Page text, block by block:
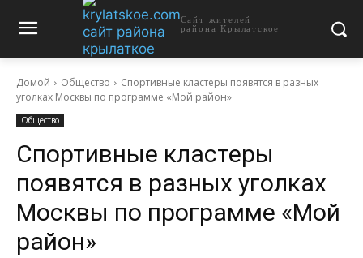
Сайт жителей
района Крылатское
Домой Общество
Спортивные кластеры появятся в разных
уголках Москвы по программе «Мой район»
Общество
Спортивные кластеры
появятся в разных уголках
Москвы по программе «Мой
район»